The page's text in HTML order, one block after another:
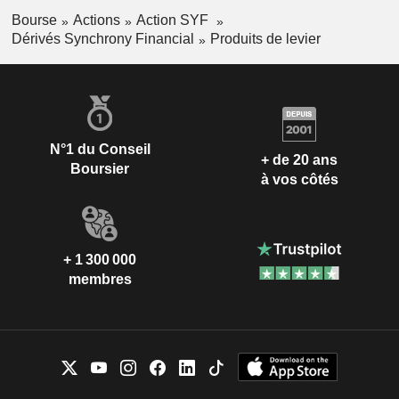
Bourse Actions
Action SYF
Dérivés Synchrony Financial
Produits de levier
N°1 du Conseil
Boursier
+ de 20 ans
à vos côtés
+ 1 300 000
membres